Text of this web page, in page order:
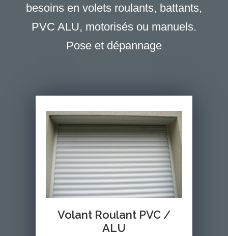
besoins en volets roulants, battants,
PVC ALU, motorisés ou manuels.
Pose et dépannage
Volant Roulant PVC /
ALU